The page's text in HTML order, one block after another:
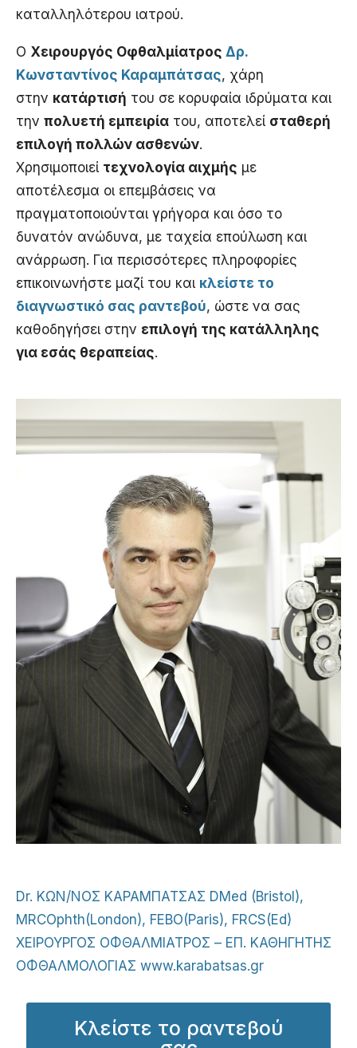
καταλληλότερου ιατρού.
Ο Χειρουργός Οφθαλμίατρος Δρ.
Κωνσταντίνος Καραμπάτσας, χάρη
στην κατάρτισή του σε κορυφαία ιδρύματα και
την πολυετή εμπειρία του, αποτελεί σταθερή
επιλογή πολλών ασθενών.
Χρησιμοποιεί τεχνολογία αιχμής με
αποτέλεσμα οι επεμβάσεις να
πραγματοποιούνται γρήγορα και όσο το
δυνατόν ανώδυνα, με ταχεία επούλωση και
ανάρρωση. Για περισσότερες πληροφορίες
επικοινωνήστε μαζί του και κλείστε το
διαγνωστικό σας ραντεβού, ώστε να σας
καθοδηγήσει στην επιλογή της κατάλληλης
για εσάς θεραπείας.
Dr. ΚΩΝ/ΝΟΣ ΚΑΡΑΜΠΑΤΣΑΣ DMed (Bristol),
MRCOphth(London), FEBO(Paris), FRCS(Ed)
ΧΕΙΡΟΥΡΓΟΣ ΟΦΘΑΛΜΙΑΤΡΟΣ – ΕΠ. ΚΑΘΗΓΗΤΗΣ
ΟΦΘΑΛΜΟΛΟΓΙΑΣ www.karabatsas.gr
Κλείστε το ραντεβού